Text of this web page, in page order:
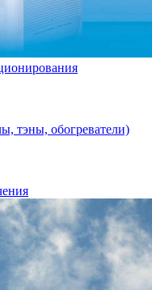
тэны, обогреватели)